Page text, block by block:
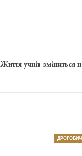
Життя учнів зміниться